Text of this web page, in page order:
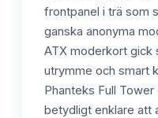
frontpanel i trä som
ganska anonyma
ATX moderkort gick
utrymme och smart
Phanteks Full
betydligt enklare att